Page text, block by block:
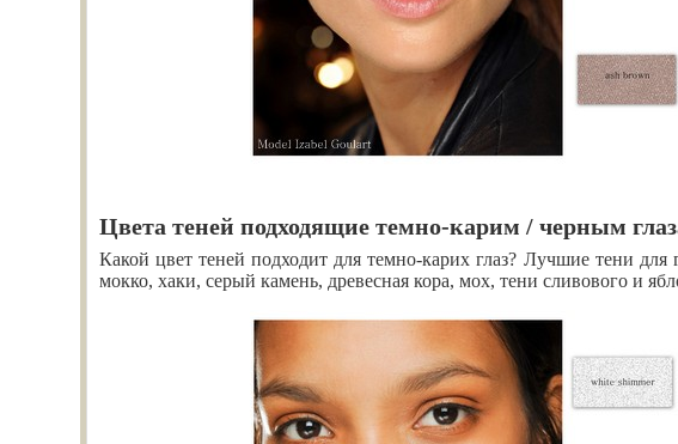
Цвета теней подходящие темно-карим / черным
Какой цвет теней подходит для темно-карих глаз? Лучшие тени для
мокко, хаки, серый камень, древесная кора, мох, тени сливового и